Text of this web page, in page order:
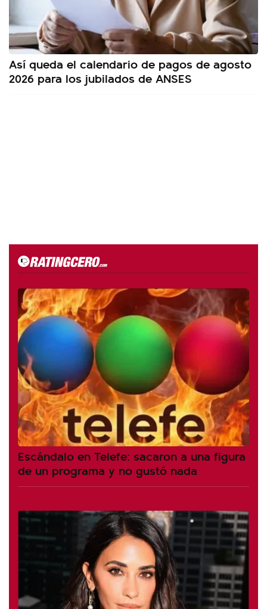
Así queda el calendario de pagos de agosto
2026 para los jubilados de ANSES
Escándalo en Telefe: sacaron a una figura
de un programa y no gustó nada